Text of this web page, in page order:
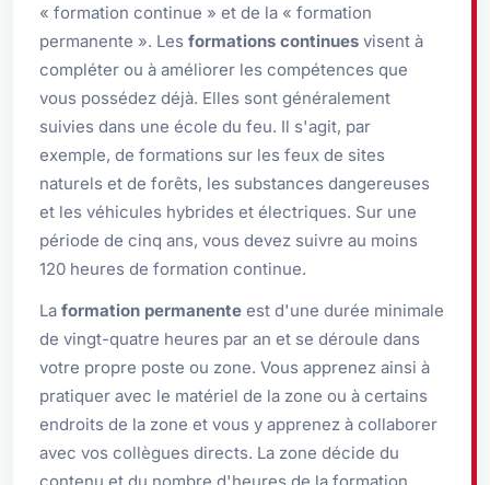
« formation continue » et de la « formation
permanente ». Les formations continues visent à
compléter ou à améliorer les compétences que
vous possédez déjà. Elles sont généralement
suivies dans une école du feu. Il s'agit, par
exemple, de formations sur les feux de sites
naturels et de forêts, les substances dangereuses
et les véhicules hybrides et électriques. Sur une
période de cinq ans, vous devez suivre au moins
120 heures de formation continue.
La formation permanente est d'une durée minimale
de vingt-quatre heures par an et se déroule dans
votre propre poste ou zone. Vous apprenez ainsi à
pratiquer avec le matériel de la zone ou à certains
endroits de la zone et vous y apprenez à collaborer
avec vos collègues directs. La zone décide du
contenu et du nombre d'heures de la formation